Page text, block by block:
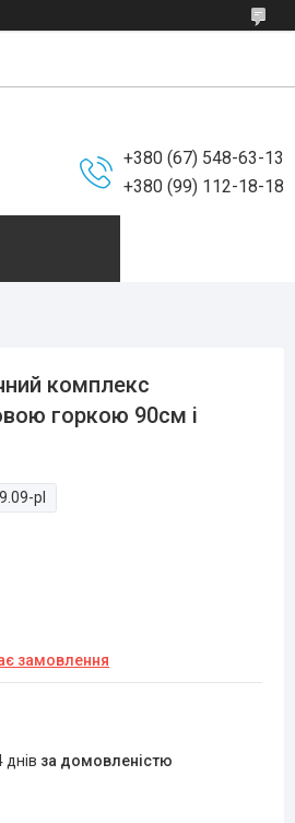
+380 (67) 548-63-13
+380 (99) 112-18-18
комплекс
горкою 90см і
pl
замовлення
днів за домовленістю